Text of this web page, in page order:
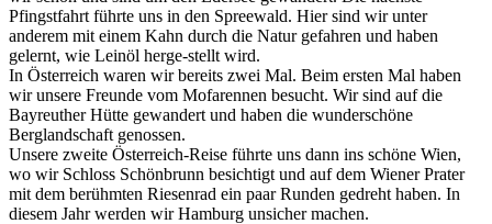
Pfingstfahrt führte uns in den Spreewald. Hier sind wir unter
anderem mit einem Kahn durch die Natur gefahren und haben
gelernt, wie Leinöl herge-stellt wird.
In Österreich waren wir bereits zwei Mal. Beim ersten Mal haben
wir unsere Freunde vom Mofarennen besucht. Wir sind auf die
Bayreuther Hütte gewandert und haben die wunderschöne
Berglandschaft genossen.
Unsere zweite Österreich-Reise führte uns dann ins schöne Wien,
wo wir Schloss Schönbrunn besichtigt und auf dem Wiener Prater
mit dem berühmten Riesenrad ein paar Runden gedreht haben. In
diesem Jahr werden wir Hamburg unsicher machen.